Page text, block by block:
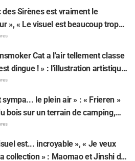
de l'Apothicaire » fait réagir : «
a failli lâcher pour de vrai », « Il
l'immortaliser sur une fresque »
des Sirènes est vraiment le
», « Le visuel est beaucoup trop
: des réactions enthousiastes alors
Chiikawa The Movie: The Secret of
Island » sort aujourd'hui, le
Cat a l'air tellement classe
dingue ! » : l'illustration artistique
Cat » par l'auteur de «
» fait dire aux fans : « On dirait
pourrait être à Geidai »
sympa... le plein air » : « Frieren »
bois sur un terrain de camping,
surréaliste fait réagir : « Sa vie
remplie tous les jours »
est... incroyable », « Je veux
collection » : Maomao et Jinshi de